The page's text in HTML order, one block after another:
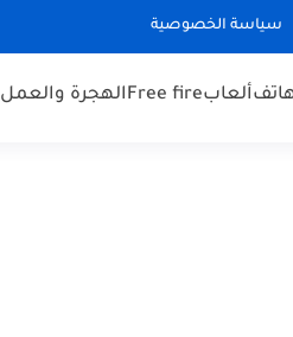
سياسة الخصوصية
ألعابFree fireالهجرة والعمل